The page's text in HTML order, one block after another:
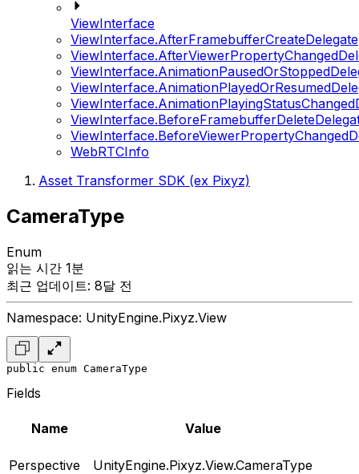
ViewInterface
ViewInterface.AfterFramebufferCreateDelegate
WebRTCInfo
Asset Transformer SDK (ex Pixyz)
CameraType
Enum
읽는 시간 1분
최근 업데이트: 8달 전
Namespace: UnityEngine.Pixyz.View
public enum CameraType
Fields
Name Value
Perspective
UnityEngine.Pixyz.View.CameraType